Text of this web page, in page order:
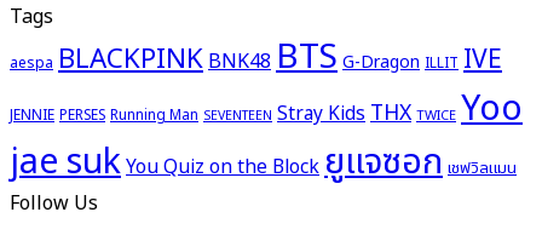
Tags
aespa BLACKPINK BNK48BTSG-Dragon ILLIT IVE
JENNIE PERSES Running Man SEVENTEEN Stray Kids THX TWICE Yoo
jae sukYou Quiz on the Blockยูแจซอก เชฟวิลแมน
Follow Us